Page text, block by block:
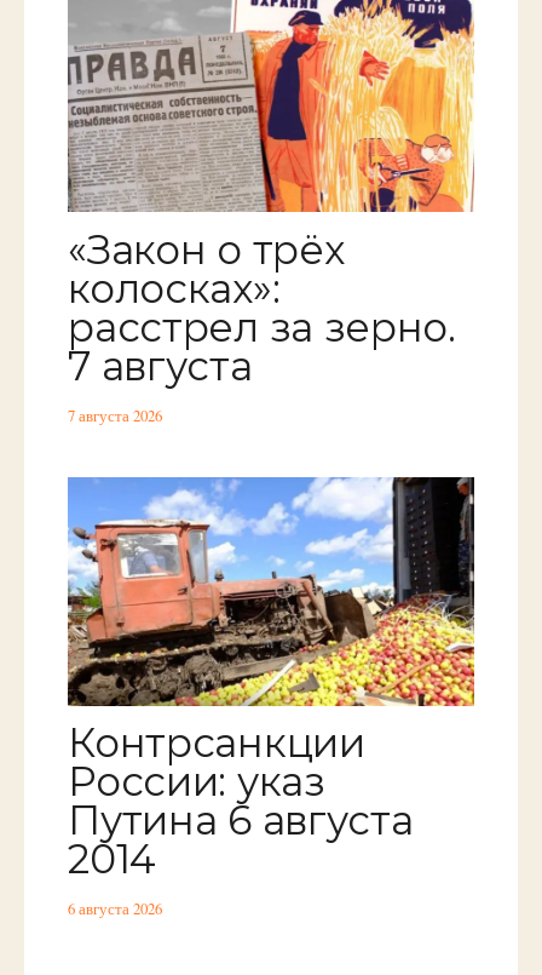
«Закон о трёх
колосках»:
расстрел за зерно.
7 августа
7 августа 2026
Контрсанкции
России: указ
Путина 6 августа
2014
6 августа 2026